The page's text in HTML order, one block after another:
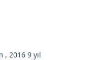
, 20169 yıl